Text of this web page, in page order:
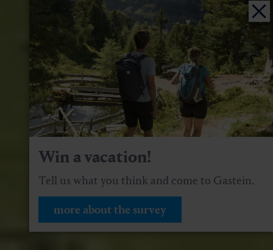
Win a vacation!
Tell us what you think and come to Gastein.
more about the survey